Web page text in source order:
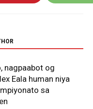
nagpaabot og
Eala human niya
sa